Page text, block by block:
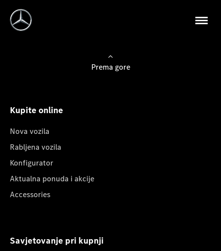
Prema gore
Kupite online
Nova vozila
Rabljena vozila
Konfigurator
Aktualna ponuda i akcije
Accessories
Savjetovanje pri kupnji